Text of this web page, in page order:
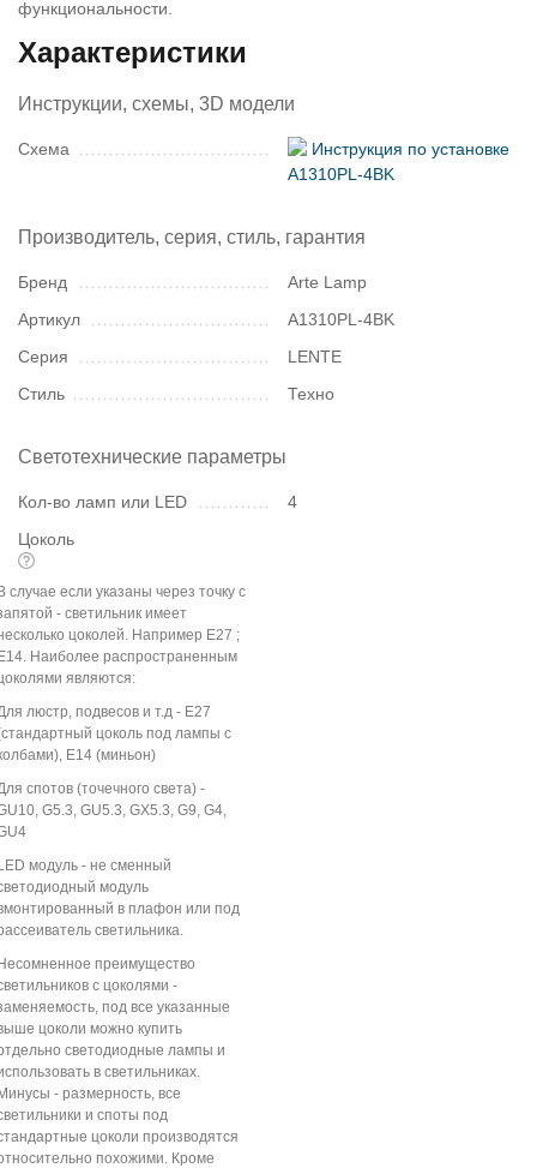
функциональности.
Характеристики
Инструкции, схемы, 3D модели
Схема
Инструкция по установке
A1310PL-4BK
Производитель, серия, стиль, гарантия
Бренд
Arte Lamp
Артикул
A1310PL-4BK
Серия
LENTE
Стиль
Техно
Светотехнические параметры
Кол-во ламп или LED
4
Цоколь
случае если указаны через точку с
- светильник имеет
цоколей. Например E27 ;
Наиболее распространенным
являются:
люстр, подвесов и т.д - E27
цоколь под лампы с
E14 (миньон)
спотов (точечного света) -
G5.3, GU5.3, GX5.3, G9, G4,
модуль - не сменный
модуль
в плафон или под
светильника.
преимущество
с цоколями -
под все указанные
цоколи можно купить
светодиодные лампы и
в светильниках.
- размерность, все
и споты под
цоколи производятся
похожими. Кроме